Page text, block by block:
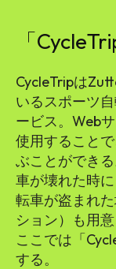
「
CycleTripは
いるスポーツ
ービス。Web
使用すること
ぶことができ
車が壊れた時
転車が盗まれ
ション）も用
ここでは「
する。